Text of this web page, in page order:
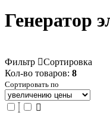
Генератор
Фильтр
Сортировка
Кол-во товаров: 8
Сортировать по